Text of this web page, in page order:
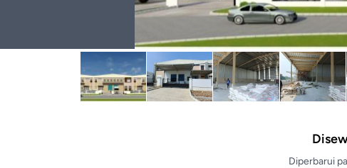
Diperbarui